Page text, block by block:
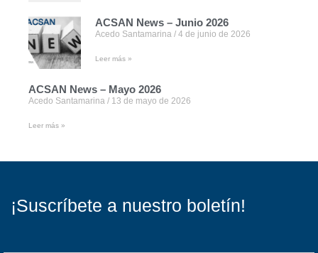
ACSAN News – Junio 2026
Acedo Santamarina 4 de junio de 2026
Leer más »
ACSAN News – Mayo 2026
Acedo Santamarina 13 de mayo de 2026
Leer más »
¡Suscríbete a nuestro boletín!